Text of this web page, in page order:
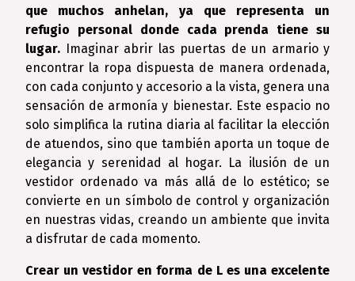
que muchos anhelan, ya que representa un
refugio personal donde cada prenda tiene su
lugar. Imaginar abrir las puertas de un armario y
encontrar la ropa dispuesta de manera ordenada,
con cada conjunto y accesorio a la vista, genera una
sensación de armonía y bienestar. Este espacio no
solo simplifica la rutina diaria al facilitar la elección
de atuendos, sino que también aporta un toque de
elegancia y serenidad al hogar. La ilusión de un
vestidor ordenado va más allá de lo estético; se
convierte en un símbolo de control y organización
en nuestras vidas, creando un ambiente que invita
a disfrutar de cada momento.
Crear un vestidor en forma de L es una excelente